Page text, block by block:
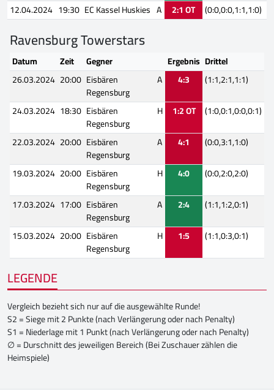
12.04.2024 19:30 EC Kassel Huskies A 2:1 OT (0:0,0:0,1:1,1:0)
Ravensburg Towerstars
Datum Zeit Gegner Ergebnis Drittel
26.03.2024 20:00 Eisbären
Regensburg
A 4:3
(1:1,2:1,1:1)
24.03.2024 18:30 Eisbären
Regensburg
H 1:2 OT (1:0,0:1,0:0,0:1)
22.03.2024 20:00 Eisbären
Regensburg
A 4:1
(0:0,3:1,1:0)
19.03.2024 20:00 Eisbären
Regensburg
H 4:0
(0:0,2:0,2:0)
17.03.2024 17:00 Eisbären
Regensburg
A 2:4
(1:1,1:2,0:1)
15.03.2024 20:00 Eisbären
Regensburg
H 1:5 (1:1,0:3,0:1)
LEGENDE
Vergleich bezieht sich nur auf die ausgewählte Runde!
S2 = Siege mit 2 Punkte (nach Verlängerung oder nach Penalty)
S1 = Niederlage mit 1 Punkt (nach Verlängerung oder nach Penalty)
∅ = Durschnitt des jeweiligen Bereich (Bei Zuschauer zählen die
Heimspiele)